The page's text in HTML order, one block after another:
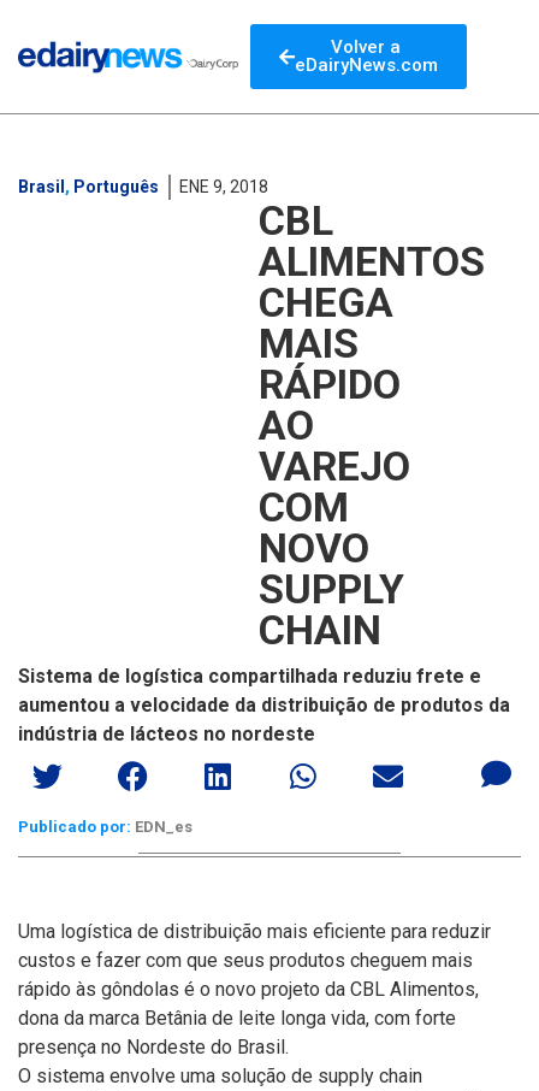
Volver a
eDairyNews.com
Brasil , Português ENE 9, 2018
CBL
ALIMENTOS
CHEGA
MAIS
RÁPIDO
AO
VAREJO
COM
NOVO
SUPPLY
CHAIN
Sistema de logística compartilhada reduziu frete e
aumentou a velocidade da distribuição de produtos da
indústria de lácteos no nordeste
Publicado por: EDN_es
Uma logística de distribuição mais eficiente para reduzir
custos e fazer com que seus produtos cheguem mais
rápido às gôndolas é o novo projeto da CBL Alimentos,
dona da marca Betânia de leite longa vida, com forte
presença no Nordeste do Brasil.
O sistema envolve uma solução de supply chain